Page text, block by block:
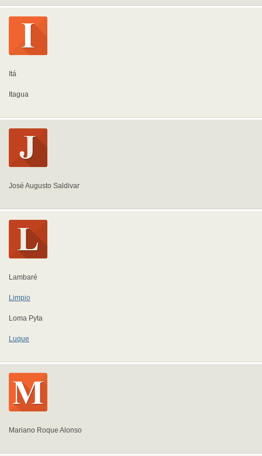
Itá
Itagua
José Augusto Saldivar
Lambaré
Limpio
Loma Pyta
Luque
Mariano Roque Alonso